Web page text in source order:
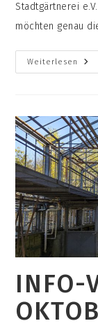
Stadtgärtnerei
möchten genau
Weiterlesen
Die
INFO-